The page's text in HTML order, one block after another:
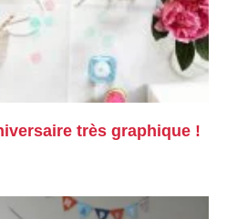
très graphique !